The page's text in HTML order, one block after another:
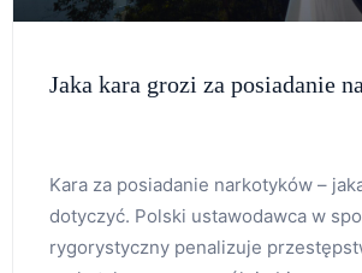
Jaka kara grozi za posiadanie
Kara za posiadanie narkotyków –
dotyczyć. Polski ustawodawca w
rygorystyczny penalizuje